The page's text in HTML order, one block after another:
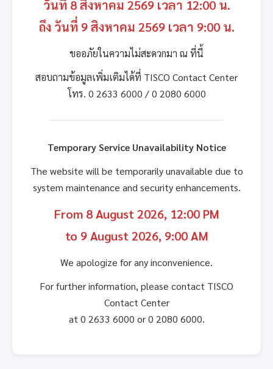
วันที่ 8 สิงหาคม 2569 เวลา 12:00 น.
ถึง วันที่ 9 สิงหาคม 2569 เวลา 9:00 น.
ขออภัยในความไม่สะดวกมา ณ ที่นี้
สอบถามข้อมูลเพิ่มเติมได้ที่ TISCO Contact Center
โทร. 0 2633 6000 / 0 2080 6000
Temporary Service Unavailability Notice
The website will be temporarily unavailable due to
system maintenance and security enhancements.
From 8 August 2026, 12:00 PM
to 9 August 2026, 9:00 AM
We apologize for any inconvenience.
For further information, please contact TISCO
Contact Center
at 0 2633 6000 or 0 2080 6000.